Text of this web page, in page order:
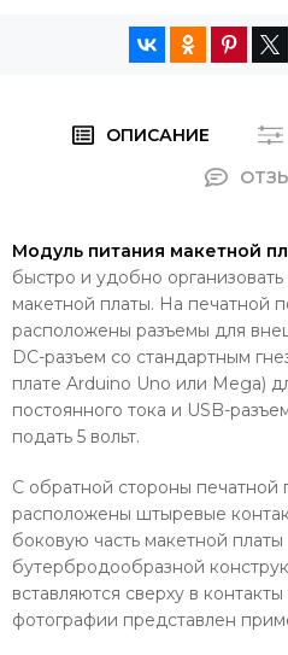
ОПИСАНИЕ
Модуль питания макетной
быстро и удобно
макетной платы. На печатной
расположены разъемы для
DC-разъем со стандартным
плате Arduino Uno или Mega)
постоянного тока и USB-
подать 5 вольт.
С обратной стороны
расположены штыревые
боковую часть макетной
бутербродообразной
вставляются сверху в
фотографии представлен